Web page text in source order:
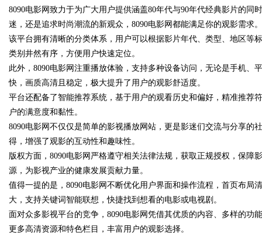
uz
!
8090电影网致力于为广大用户提供涵盖80年代与90年代经典影片的
迷，还是追求时尚潮流的新观众，8090电影网都能满足你的观影需求。
该平台拥有清晰的分类体系，用户可以根据影片年代、类型、地区等
类别井然有序，方便用户快速定位。
此外，8090电影网注重播放体验，支持多种设备访问，无论是手机
快，画质高清且稳定，极大提升了用户的观影舒适度。
平台还配备了智能推荐系统，基于用户的观看历史和偏好，精准推荐
户的满意度和黏性。
8090电影网不仅仅是简单的影视播放网站，更是影迷们交流与分享的
得，增强了观影的互动性和趣味性。
版权方面，8090电影网严格遵守相关法律法规，获取正规授权，保
源，为影视产业的健康发展贡献力量。
值得一提的是，8090电影网不断优化用户界面和操作流程，首页布局
大，支持关键词智能联想，快捷找到想看的电影或电视剧。
面对众多影视平台的竞争，8090电影网凭借其优质的内容、多样的
更多高清资源和特色栏目，丰富用户的观影选择。
笔！淡颜系女生的气质加分项